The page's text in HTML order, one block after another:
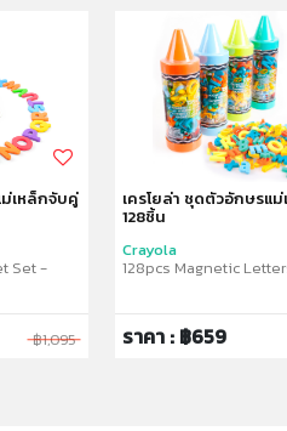
เหล็กจับคู่
Set -
฿1,095
เครโยล่า ชุดตัวอักษรแม่
128ชิ้น
Crayola
128pcs Magnetic
ราคา : ฿659